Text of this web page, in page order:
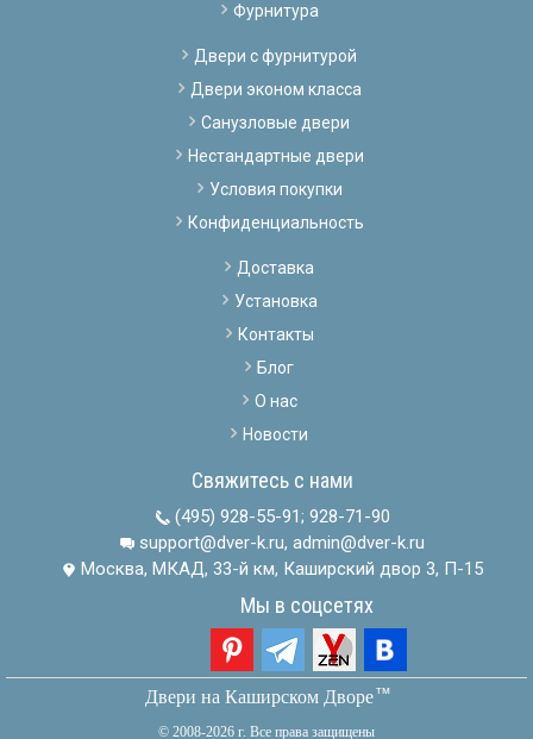
Фурнитура
Двери с фурнитурой
Двери эконом класса
Санузловые двери
Нестандартные двери
Условия покупки
Конфиденциальность
Доставка
Установка
Контакты
Блог
О нас
Новости
Свяжитесь с нами
(495) 928-55-91; 928-71-90
support@dver-k.ru, admin@dver-k.ru
Москва, МКАД, 33-й км, Каширский двор 3, П-15
Мы в соцсетях
Двери на Каширском Дворетм
© 2008-2026 г. Все права защищены